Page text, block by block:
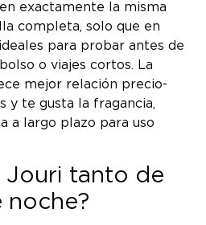
exactamente la misma
completa, solo que en
para probar antes de
o viajes cortos. La
mejor relación precio-
y te gusta la fragancia,
a largo plazo para uso
Jouri tanto de
noche?